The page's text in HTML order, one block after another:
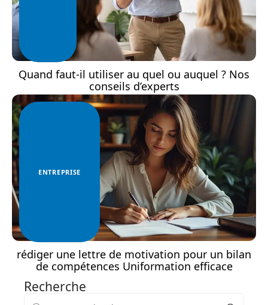
Quand faut-il utiliser au quel ou auquel ? Nos
conseils d’experts
ENTREPRISE
rédiger une lettre de motivation pour un bilan
de compétences Uniformation efficace
Recherche